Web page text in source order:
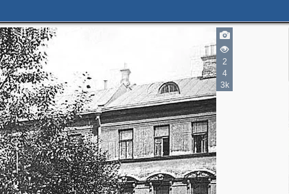
2
4
3k